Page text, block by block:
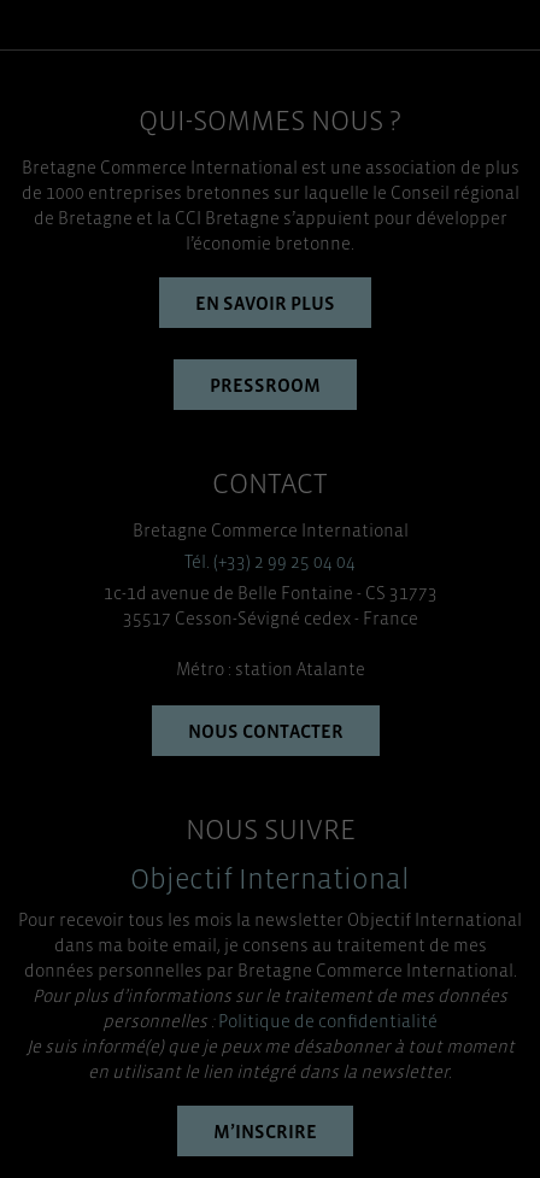
QUI-SOMMES NOUS ?
Bretagne Commerce International est une association de plus
de 1000 entreprises bretonnes sur laquelle le Conseil régional
de Bretagne et la CCI Bretagne s’appuient pour développer
l’économie bretonne.
EN SAVOIR PLUS
PRESSROOM
CONTACT
Bretagne Commerce International
Tél. (+33) 2 99 25 04 04
1c-1d avenue de Belle Fontaine - CS 31773
35517 Cesson-Sévigné cedex - France
Métro : station Atalante
NOUS CONTACTER
NOUS SUIVRE
Objectif International
Pour recevoir tous les mois la newsletter Objectif International
dans ma boite email, je consens au traitement de mes
données personnelles par Bretagne Commerce International.
Pour plus d’informations sur le traitement de mes données
personnelles :Politique de confidentialité
Je suis informé(e) que je peux me désabonner à tout moment
en utilisant le lien intégré dans la newsletter.
M’INSCRIRE